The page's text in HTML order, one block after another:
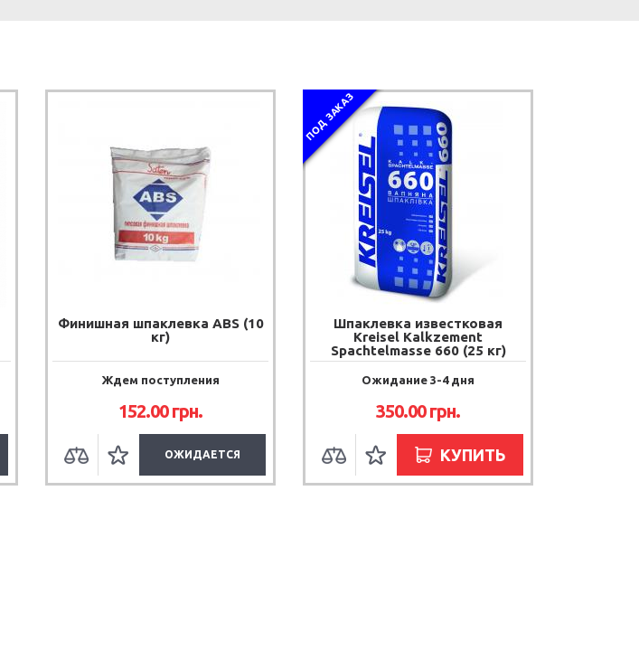
Финишная шпаклевка ABS (10
кг)
Ждем поступления
152.00грн.
ОЖИДАЕТСЯ
ПОД ЗАКАЗ
Шпаклевка известковая
Kreisel Kalkzement
Spachtelmasse 660 (25 кг)
Ожидание 3-4 дня
350.00грн.
КУПИТЬ